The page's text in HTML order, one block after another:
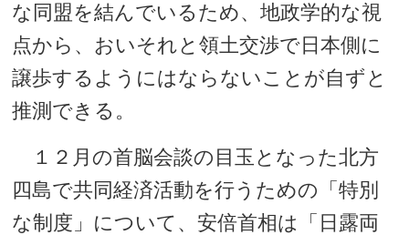
な同盟を結んでいるため、地政学的な視
点から、おいそれと領土交渉で日本側に
譲歩するようにはならないことが自ずと
推測できる。
１２月の首脳会談の目玉となった北方
四島で共同経済活動を行うための「特別
な制度」について、安倍首相は「日露両